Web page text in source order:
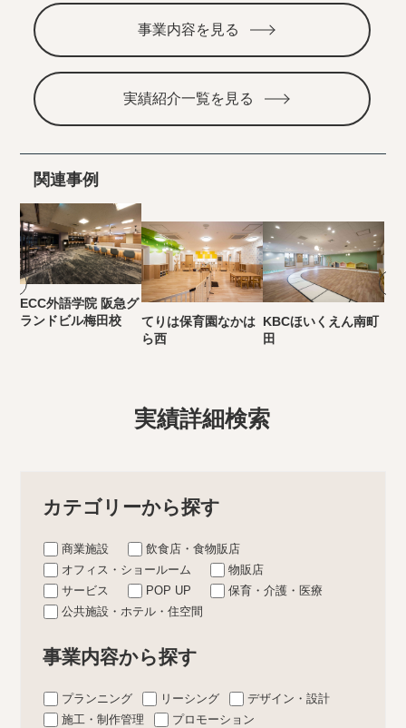
事業内容を見る
実績紹介一覧を見る
関連事例
ECC外語学院 阪急グ
ランドビル梅田校
てりは保育園なかは
ら西
KBCほいくえん南町
田
実績詳細検索
カテゴリーから探す
商業施設
飲食店・食物販店
オフィス・ショールーム
物販店
サービス
POP UP
保育・介護・医療
公共施設・ホテル・住空間
事業内容から探す
プランニング リーシング
デザイン・設計
施工・制作管理
プロモーション